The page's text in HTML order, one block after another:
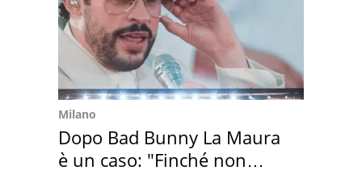
Milano
Dopo Bad Bunny La Maura
è un caso: "Finché non